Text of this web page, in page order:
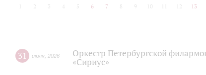
2 3 4 5 6 7 8 9 10 12 13
31 июля 2026
Оркестр Петербургской
«Сириус»